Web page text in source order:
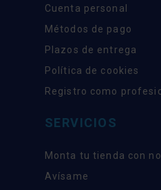
Cuenta personal
Métodos de pago
Plazos de entrega
Política de cookies
Registro como
SERVICIOS
Monta tu tienda con
Avísame